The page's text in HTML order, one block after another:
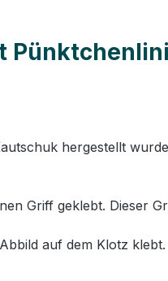
hergestellt
Griff geklebt. Dieser
auf dem Klotz